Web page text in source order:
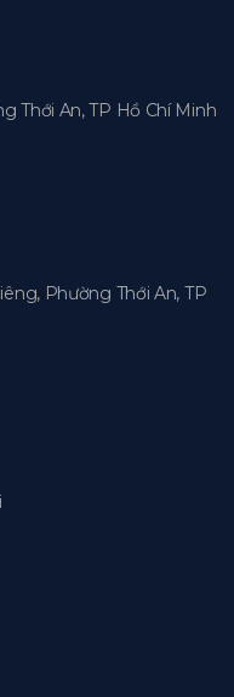
Thới An, TP Hồ Chí Minh
Phường Thới An, TP